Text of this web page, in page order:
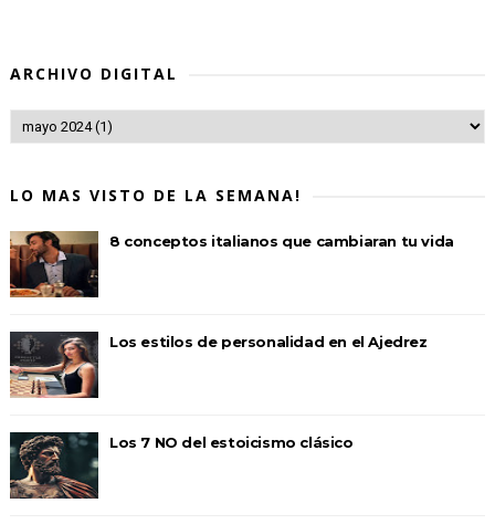
ARCHIVO DIGITAL
LO MAS VISTO DE LA SEMANA!
8 conceptos italianos que cambiaran tu vida
Los estilos de personalidad en el Ajedrez
Los 7 NO del estoicismo clásico